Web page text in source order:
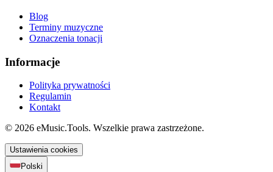
Blog
Terminy muzyczne
Oznaczenia tonacji
Informacje
Polityka prywatności
Regulamin
Kontakt
© 2026 eMusic.Tools. Wszelkie prawa zastrzeżone.
Ustawienia cookies
Polski